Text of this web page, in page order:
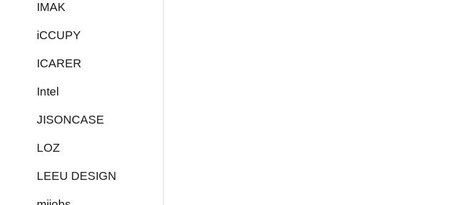
IMAK
iCCUPY
ICARER
Intel
JISONCASE
LOZ
LEEU DESIGN